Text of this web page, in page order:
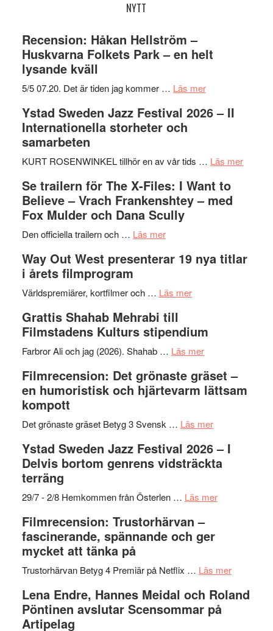
NYTT
Recension: Håkan Hellström –
Huskvarna Folkets Park – en helt
lysande kväll
5/5 07.20. Det är tiden jag kommer … Läs merom
Håkan
Huskvarna
Park
–
kväll
Ystad Sweden Jazz Festival 2026 – II
Internationella storheter och
samarbeten
KURT ROSENWINKEL tillhör en av vår tids … Läs merom
II
Se trailern för The X-Files: I Want to
Believe – Vrach Frankenshtey – med
Fox Mulder och Dana Scully
Den officiella trailern och … Läs merom
trailern
The
Files:
I
Want
Believe
–
Frankenshtey
med
Fox
och
Scully
Way Out West presenterar 19 nya titlar
i årets filmprogram
Världspremiärer, kortfilmer och … Läs merom
West
presenterar
nya
titlar
årets
Grattis Shahab Mehrabi till
Filmstadens Kulturs stipendium
Farbror Ali och jag (2026). Shahab … Läs merom
Shahab
Mehrabi
Filmstadens
stipendium
Filmrecension: Det grönaste gräset –
en humoristisk och hjärtevarm lättsam
kompott
Det grönaste gräset Betyg 3 Svensk … Läs merom
Det
grönaste
–
och
lättsam
Ystad Sweden Jazz Festival 2026 – I
Delvis bortom genrens vidsträckta
terräng
29/7 - 2/8 Hemkommen från Österlen … Läs merom
2026
I
Delvis
Filmrecension: Trustorhärvan –
fascinerande, spännande och ger
mycket att tänka på
Trustorhärvan Betyg 4 Premiär på Netflix … Läs merom
Lena Endre, Hannes Meidal och Roland
Pöntinen avslutar Scensommar på
Artipelag